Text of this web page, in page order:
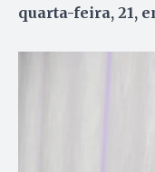
quarta-feira, 21,